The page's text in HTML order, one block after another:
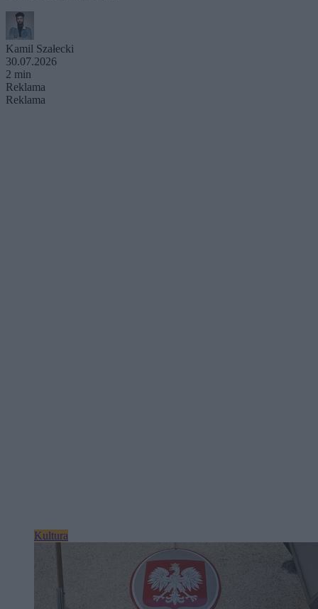
Kamil Szałecki
30.07.2026
2 min
Reklama
Reklama
Kultura